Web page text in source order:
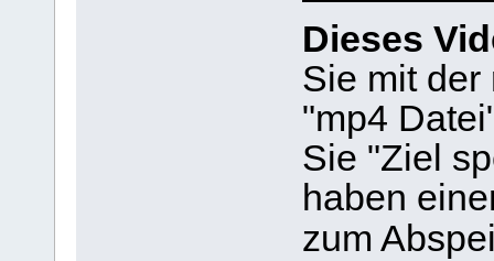
Dieses
Sie mit der
"mp4
Sie "Ziel
haben
zum